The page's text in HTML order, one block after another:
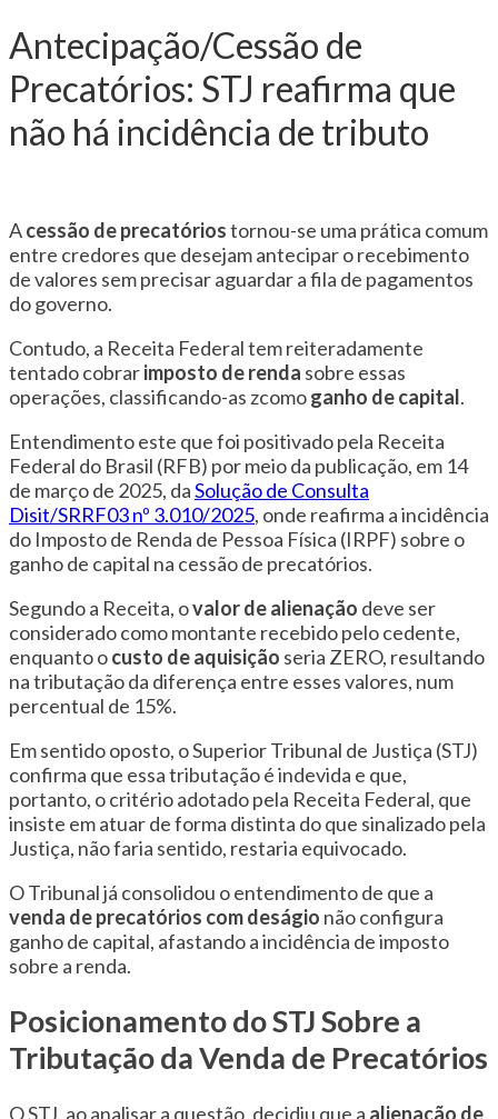
Antecipação/Cessão de
Precatórios: STJ reafirma que
não há incidência de tributo
Acessão de precatóriostornou-se uma prática comum
entre credores que desejam antecipar o recebimento
de valores sem precisar aguardar a fila de pagamentos
do governo.
Contudo, a Receita Federal tem reiteradamente
tentado cobrarimposto de renda sobre essas
operações, classificando-as zcomoganho de capital.
Entendimento este que foi positivado pela Receita
Federal do Brasil (RFB) por meio da publicação, em 14
de março de 2025, daSolução de Consulta
Disit/SRRF03 nº 3.010/2025, onde reafirma a incidência
do Imposto de Renda de Pessoa Física (IRPF) sobre o
ganho de capital na cessão de precatórios.
Segundo a Receita, ovalor de alienação deve ser
considerado como montante recebido pelo cedente,
enquanto ocusto de aquisição seria ZERO, resultando
na tributação da diferença entre esses valores, num
percentual de 15%.
Em sentido oposto, o Superior Tribunal de Justiça (STJ)
confirma que essa tributação é indevida e que,
portanto, o critério adotado pela Receita Federal, que
insiste em atuar de forma distinta do que sinalizado pela
Justiça, não faria sentido, restaria equivocado.
O Tribunal já consolidou o entendimento de que a
venda de precatórios com deságio não configura
ganho de capital, afastando a incidência de imposto
sobre a renda.
Posicionamento do STJ Sobre a
Tributação da Venda de Precatórios
O STJ, ao analisar a questão, decidiu que a alienação de